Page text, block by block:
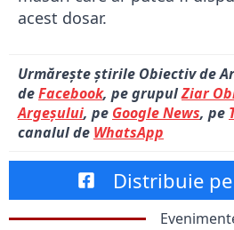
acest dosar.
Urmărește știrile Obiectiv de
deFacebook, pe grupulZiar
Argeșului, pe Google News, pe
canalul de WhatsApp
Distribuie